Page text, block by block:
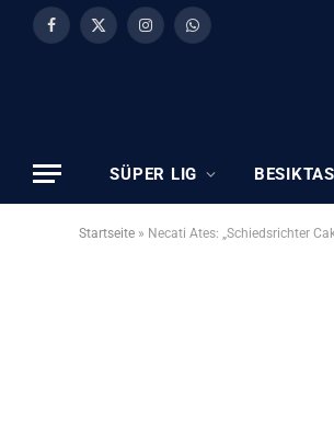
Facebook
X
InstagramWhatsApp
SÜPER LIG BESIKTAS
Startseite » Necati Ates: „Schiedsrichter